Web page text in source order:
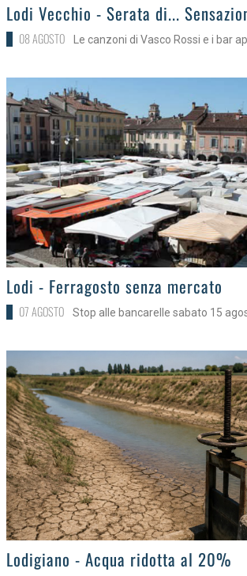
>Lodi Vecchio - Serata di...
08 AGOSTO Le canzoni di Vasco Rossi e i bar
>Lodi - Ferragosto senza mercato
07 AGOSTO Stop alle bancarelle sabato 15
>Lodigiano - Acqua ridotta al 20%